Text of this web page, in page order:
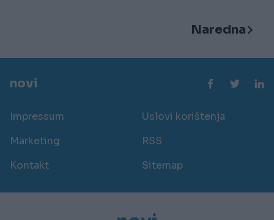
Naredna
novi
Impressum
Uslovi korištenja
Marketing
RSS
Kontakt
Sitemap